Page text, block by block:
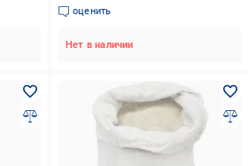
оценить
Нет в наличии